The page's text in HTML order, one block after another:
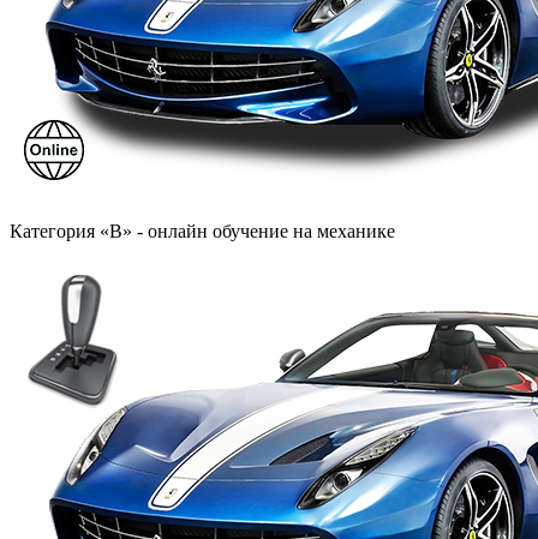
Категория «B» - онлайн обучение на механике